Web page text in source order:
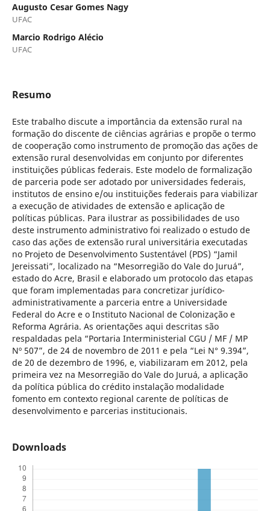
Augusto Cesar Gomes Nagy
UFAC
Marcio Rodrigo Alécio
UFAC
Resumo
Este trabalho discute a importância da extensão rural na
formação do discente de ciências agrárias e propõe o termo
de cooperação como instrumento de promoção das ações de
extensão rural desenvolvidas em conjunto por diferentes
instituições públicas federais. Este modelo de formalização
de parceria pode ser adotado por universidades federais,
institutos de ensino e/ou instituições federais para viabilizar
a execução de atividades de extensão e aplicação de
políticas públicas. Para ilustrar as possibilidades de uso
deste instrumento administrativo foi realizado o estudo de
caso das ações de extensão rural universitária executadas
no Projeto de Desenvolvimento Sustentável (PDS) “Jamil
Jereissati”, localizado na “Mesorregião do Vale do Juruá”,
estado do Acre, Brasil e elaborado um protocolo das etapas
que foram implementadas para concretizar jurídico-
administrativamente a parceria entre a Universidade
Federal do Acre e o Instituto Nacional de Colonização e
Reforma Agrária. As orientações aqui descritas são
respaldadas pela “Portaria Interministerial CGU / MF / MP
Nº 507”, de 24 de novembro de 2011 e pela “Lei N° 9.394”,
de 20 de dezembro de 1996, e, viabilizaram em 2012, pela
primeira vez na Mesorregião do Vale do Juruá, a aplicação
da política pública do crédito instalação modalidade
fomento em contexto regional carente de políticas de
desenvolvimento e parcerias institucionais.
Downloads